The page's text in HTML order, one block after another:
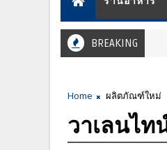
BREAKING
Home ผลิตภัณฑ์ใหม่
วาเลนไท